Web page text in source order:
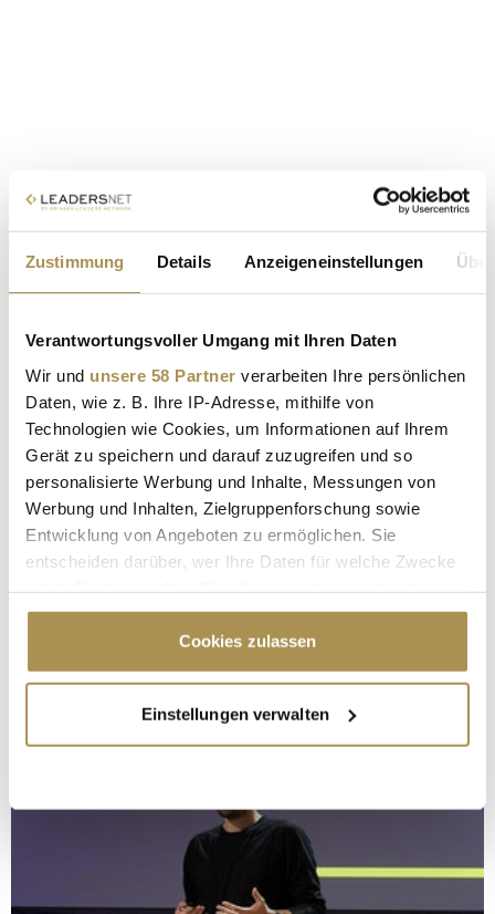
Zustimmung Details Anzeigeneinstellungen
Verantwortungsvoller Umgang mit Ihren Daten
Wir und unsere 58 Partner verarbeiten Ihre persönlichen
Daten, wie z. B. Ihre IP-Adresse, mithilfe von
Technologien wie Cookies, um Informationen auf Ihrem
Gerät zu speichern und darauf zuzugreifen und so
personalisierte Werbung und Inhalte, Messungen von
Werbung und Inhalten, Zielgruppenforschung sowie
Entwicklung von Angeboten zu ermöglichen. Sie
entscheiden darüber, wer Ihre Daten für welche Zwecke
Cookie-Erklärung oder durch Klicken auf das Privacy
Trigger Symbol ändern oder widerrufen
Informationen über Ihre geografische Lage
erfassen, welche bis auf einige Meter genau sein
bestimmten Merkmalen (Fingerprinting) identifizieren
Erfahren Sie mehr darüber, wie Ihre persönlichen Daten
verarbeitet werden, und legen Sie Ihre Präferenzen im
Cookies zulassen
Einstellungen verwalten